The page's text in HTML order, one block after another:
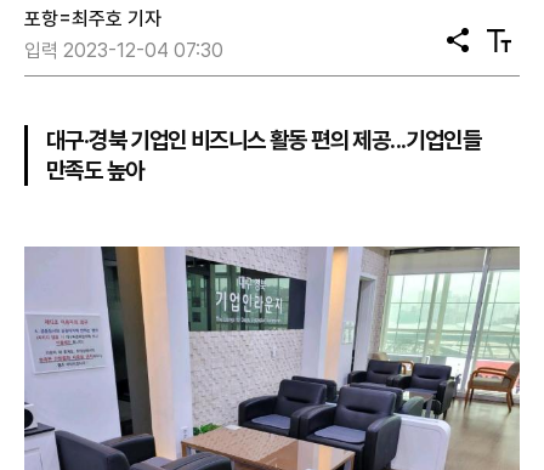
포항=최주호 기자
입력 2023-12-04 07:30
공
유
텍
스
대구·경북 기업인 비즈니스 활동 편의 제공...기업인들
만족도 높아